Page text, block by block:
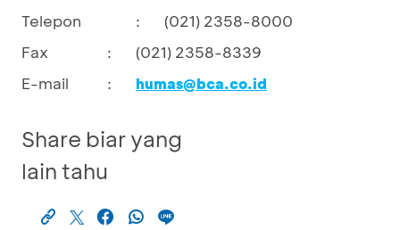
Telepon
:
(021) 2358-8000
Fax
:
(021) 2358-8339
E-mail
: humas@bca.co.id
Share biar yang
lain tahu